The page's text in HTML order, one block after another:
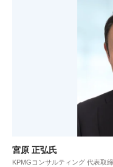
宮原 正弘氏
KPMGコンサルティング 代表取